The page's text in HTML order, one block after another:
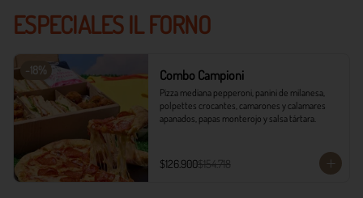
ESPECIALES IL FORNO
-18% Combo Campioni
Pizza mediana pepperoni, panini de milanesa,
polpettes crocantes, camarones y calamares
apanados, papas monterojo y salsa tártara.
$126.900$154.718